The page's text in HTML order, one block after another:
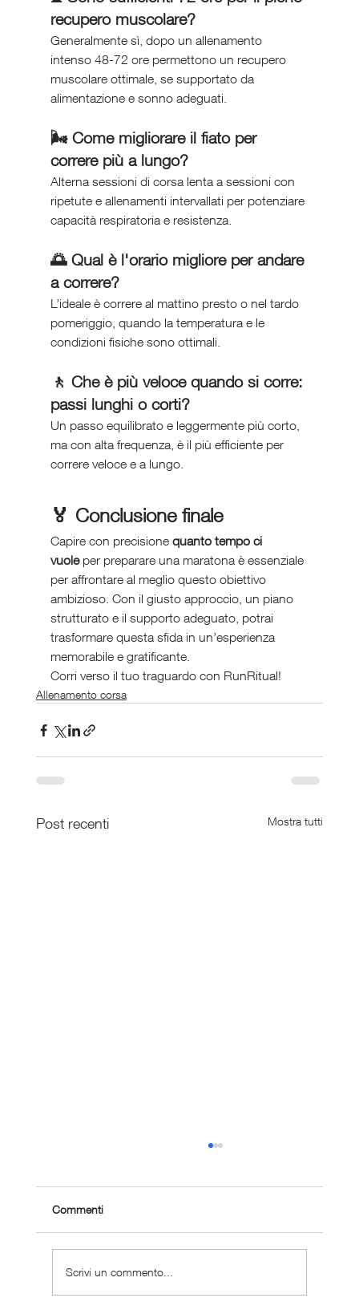
recupero muscolare?
Generalmente sì, dopo un allenamento
intenso 48-72 ore permettono un recupero
muscolare ottimale, se supportato da
alimentazione e sonno adeguati.
🌬️ Come migliorare il fiato per
correre più a lungo?
Alterna sessioni di corsa lenta a sessioni con
ripetute e allenamenti intervallati per potenziare
capacità respiratoria e resistenza.
🌅 Qual è l'orario migliore per andare
a correre?
L’ideale è correre al mattino presto o nel tardo
pomeriggio, quando la temperatura e le
condizioni fisiche sono ottimali.
🚶 Che è più veloce quando si corre:
passi lunghi o corti?
Un passo equilibrato e leggermente più corto,
ma con alta frequenza, è il più efficiente per
correre veloce e a lungo.
🏅 Conclusione finale
Capire con precisione quanto tempo ci
vuole per preparare una maratona è essenziale
per affrontare al meglio questo obiettivo
ambizioso. Con il giusto approccio, un piano
strutturato e il supporto adeguato, potrai
trasformare questa sfida in un’esperienza
memorabile e gratificante.
Corri verso il tuo traguardo con RunRitual!
Allenamento corsa
Post recenti Mostra tutti
Commenti
Scrivi un commento...